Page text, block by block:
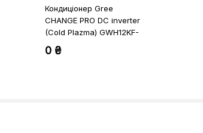
Кондиціонер Gree
CHANGE PRO DC inverter
(Cold Plazma) GWH12KF-
K3DNA5G
0 ₴